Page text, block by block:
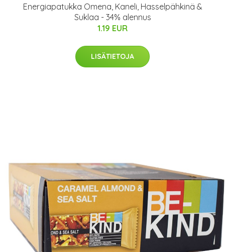
Energiapatukka Omena, Kaneli, Hasselpähkinä &
Suklaa - 34% alennus
1.19 EUR
LISÄTIETOJA